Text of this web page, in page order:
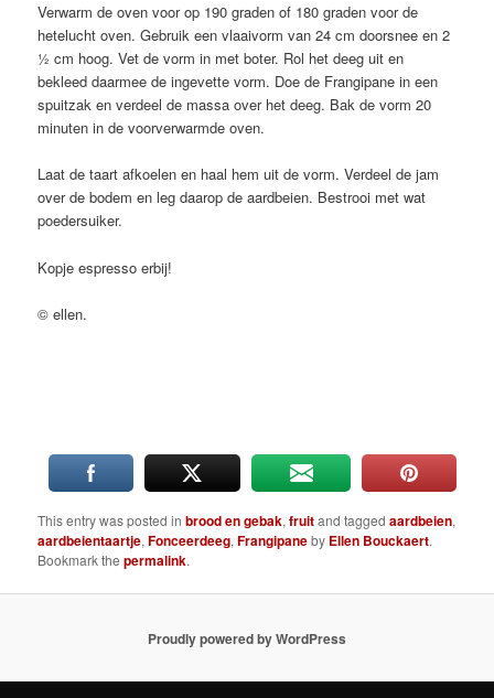
Verwarm de oven voor op 190 graden of 180 graden voor de
hetelucht oven. Gebruik een vlaaivorm van 24 cm doorsnee en 2
½ cm hoog. Vet de vorm in met boter. Rol het deeg uit en
bekleed daarmee de ingevette vorm. Doe de Frangipane in een
spuitzak en verdeel de massa over het deeg. Bak de vorm 20
minuten in de voorverwarmde oven.
Laat de taart afkoelen en haal hem uit de vorm. Verdeel de jam
over de bodem en leg daarop de aardbeien. Bestrooi met wat
poedersuiker.
Kopje espresso erbij!
© ellen.
This entry was posted inbrood en gebak,fruitand taggedaardbeien,
aardbeientaartje,Fonceerdeeg,Frangipaneby Ellen Bouckaert.
Bookmark thepermalink.
Proudly powered by WordPress